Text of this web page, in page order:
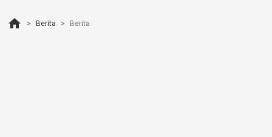
home Berita Berita